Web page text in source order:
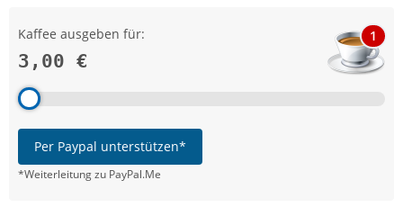
Kaffee ausgeben für:
3,00 €
1
Per Paypal unterstützen*
*Weiterleitung zu PayPal.Me